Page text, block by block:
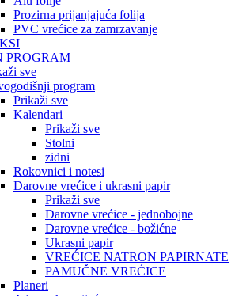
Prozirna prijanjajuća folija
PVC vrećice za zamrzavanje
PROGRAM
sve
program
Prikaži sve
Kalendari
Prikaži sve
Stolni
zidni
Rokovnici i notesi
Darovne vrećice i ukrasni papir
Prikaži sve
Darovne vrećice - jednobojne
Darovne vrećice - božićne
Ukrasni papir
VREĆICE NATRON PAPIRNATE
PAMUČNE VREĆICE
Planeri